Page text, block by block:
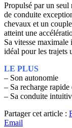
Propulsé par un
de conduite
chevaux et un
atteint une
Sa vitesse
idéal pour les trajets
LE PLUS
– Son autonomie
– Sa recharge rapide
– Sa conduite
Partager cet article :
Email